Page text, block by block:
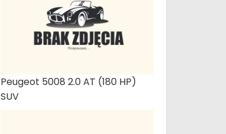
Peugeot 5008 2.0 AT (180 HP)
SUV